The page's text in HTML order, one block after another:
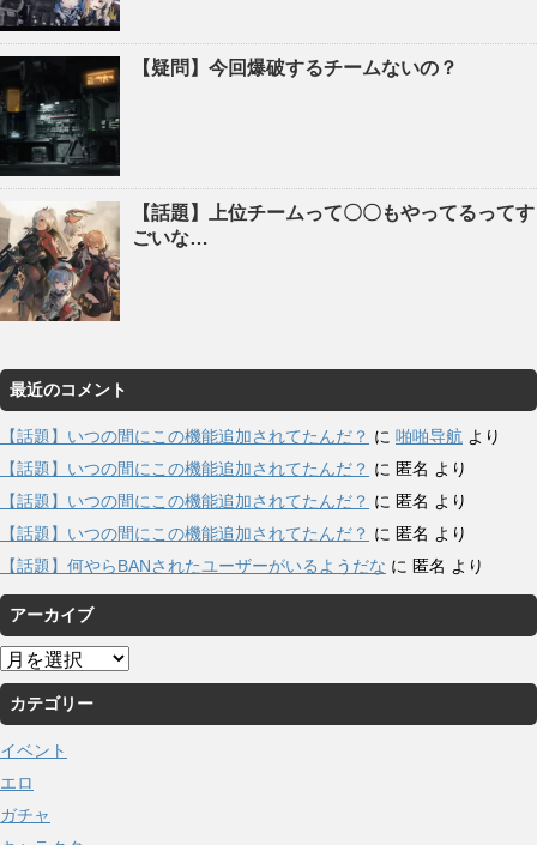
【疑問】今回爆破するチームないの？
【話題】上位チームって〇〇もやってるってす
ごいな…
最近のコメント
【話題】いつの間にこの機能追加されてたんだ？ に 啪啪导航 より
【話題】いつの間にこの機能追加されてたんだ？ に 匿名 より
【話題】いつの間にこの機能追加されてたんだ？ に 匿名 より
【話題】いつの間にこの機能追加されてたんだ？ に 匿名 より
【話題】何やらBANされたユーザーがいるようだな に 匿名 より
アーカイブ
ア
ー
カ
イ
ブ
カテゴリー
イベント
エロ
ガチャ